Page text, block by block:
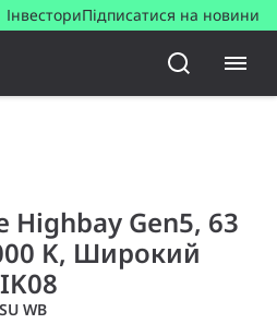
ІнвесториПідписатися на новини
Highbay Gen5, 63
K, Широкий
WB